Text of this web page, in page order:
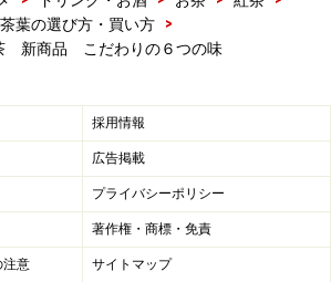
葉の選び方・買い方
>
新商品 こだわりの６つの味
採用情報
広告掲載
プライバシーポリシー
著作権・商標・免責
注意 サイトマップ